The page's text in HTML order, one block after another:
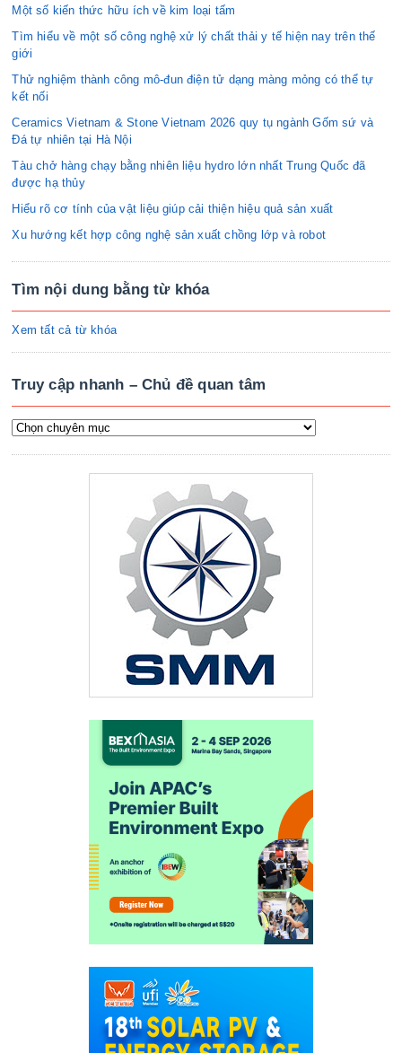
Một số kiến thức hữu ích về kim loại tấm
Tìm hiểu về một số công nghệ xử lý chất thải y tế hiện nay trên thế
giới
Thử nghiệm thành công mô-đun điện tử dạng màng mỏng có thể tự
kết nối
Ceramics Vietnam & Stone Vietnam 2026 quy tụ ngành Gốm sứ và
Đá tự nhiên tại Hà Nội
Tàu chở hàng chạy bằng nhiên liệu hydro lớn nhất Trung Quốc đã
được hạ thủy
Hiểu rõ cơ tính của vật liệu giúp cải thiện hiệu quả sản xuất
Xu hướng kết hợp công nghệ sản xuất chồng lớp và robot
Tìm nội dung bằng từ khóa
Xem tất cả từ khóa
Truy cập nhanh – Chủ đề quan tâm